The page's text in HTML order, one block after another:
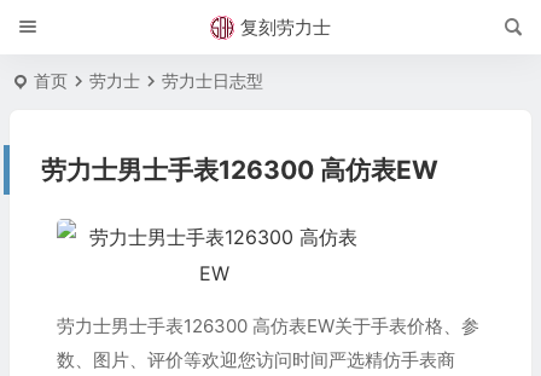
复刻劳力士
首页 劳力士 劳力士日志型
劳力士男士手表126300 高仿表EW
劳力士男士手表126300 高仿表EW关于手表价格、参
数、图片、评价等欢迎您访问时间严选精仿手表商